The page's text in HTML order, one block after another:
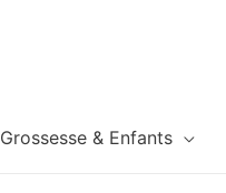
Grossesse & Enfants